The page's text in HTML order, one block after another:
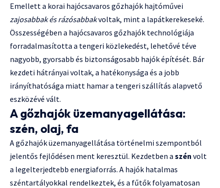
Emellett a korai hajócsavaros gőzhajók hajtóművei
zajosabbak és rázósabbakvoltak, mint a lapátkerekeseké.
Összességében a hajócsavaros gőzhajók technológiája
forradalmasította a tengeri közlekedést, lehetővé téve
nagyobb, gyorsabb és biztonságosabb hajók építését. Bár
kezdeti hátrányai voltak, a hatékonysága és a jobb
irányíthatósága miatt hamar a tengeri szállítás alapvető
eszközévé vált.
A gőzhajók üzemanyagellátása:
szén, olaj, fa
A gőzhajók üzemanyagellátása történelmi szempontból
jelentős fejlődésen ment keresztül. Kezdetben a szén volt
a legelterjedtebb energiaforrás. A hajók hatalmas
széntartályokkal rendelkeztek, és a fűtők folyamatosan